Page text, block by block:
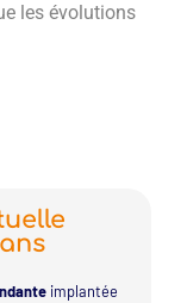
les évolutions
implantée